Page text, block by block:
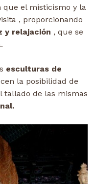
que el misticismo y la
, proporcionando
y relajación , que se
esculturas de
la posibilidad de
tallado de las mismas